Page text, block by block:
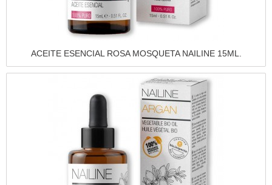
Vista rápida
ACEITE ESENCIAL ROSA MOSQUETA NAILINE 15ML.